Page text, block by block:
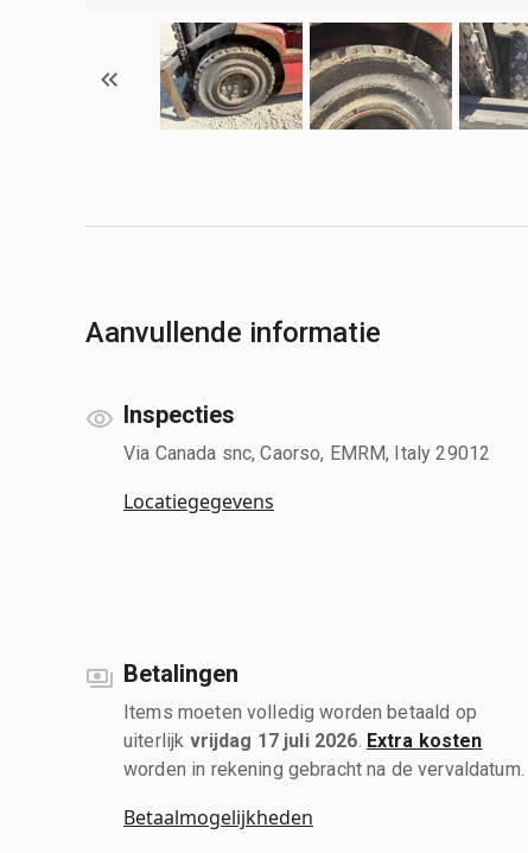
Aanvullende informatie
Inspecties
Via Canada snc, Caorso, EMRM, Italy 29012
Locatiegegevens
Betalingen
Items moeten volledig worden betaald op
uiterlijk vrijdag 17 juli 2026 Extra kosten
worden in rekening gebracht na de vervaldatum.
Betaalmogelijkheden